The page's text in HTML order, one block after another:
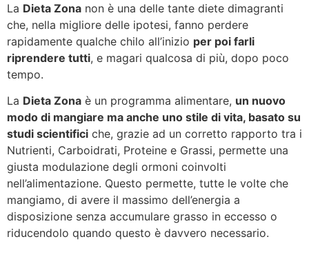
La Dieta Zona non è una delle tante diete dimagranti
che, nella migliore delle ipotesi, fanno perdere
rapidamente qualche chilo all’inizio per poi farli
riprendere tutti, e magari qualcosa di più, dopo poco
tempo.
La Dieta Zona è un programma alimentare, un nuovo
modo di mangiare ma anche uno stile di vita, basato su
studi scientifici che, grazie ad un corretto rapporto tra i
Nutrienti, Carboidrati, Proteine e Grassi, permette una
giusta modulazione degli ormoni coinvolti
nell’alimentazione. Questo permette, tutte le volte che
mangiamo, di avere il massimo dell’energia a
disposizione senza accumulare grasso in eccesso o
riducendolo quando questo è davvero necessario.